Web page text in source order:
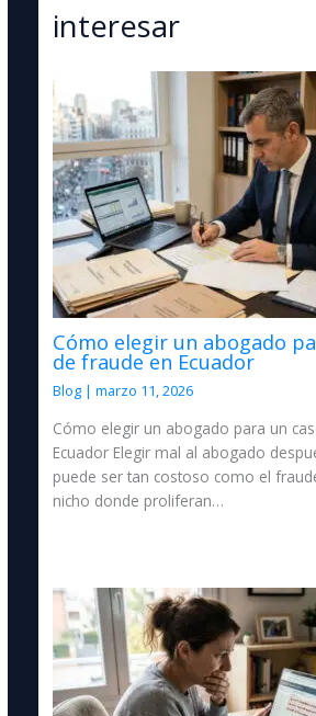
interesar
Cómo elegir un abogado
de fraude en Ecuador
Blog |marzo 11, 2026
Cómo elegir un abogado para un
Ecuador Elegir mal al abogado
puede ser tan costoso como el
nicho donde proliferan…